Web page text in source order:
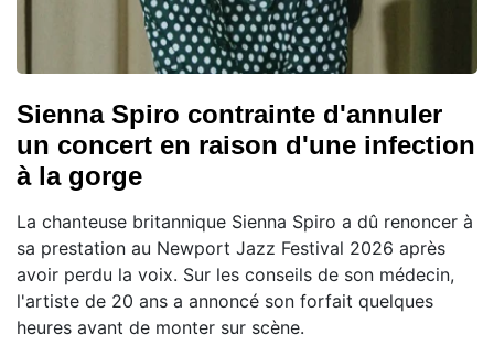
Sienna Spiro contrainte d'annuler
un concert en raison d'une infection
à la gorge
La chanteuse britannique Sienna Spiro a dû renoncer à
sa prestation au Newport Jazz Festival 2026 après
avoir perdu la voix. Sur les conseils de son médecin,
l'artiste de 20 ans a annoncé son forfait quelques
heures avant de monter sur scène.